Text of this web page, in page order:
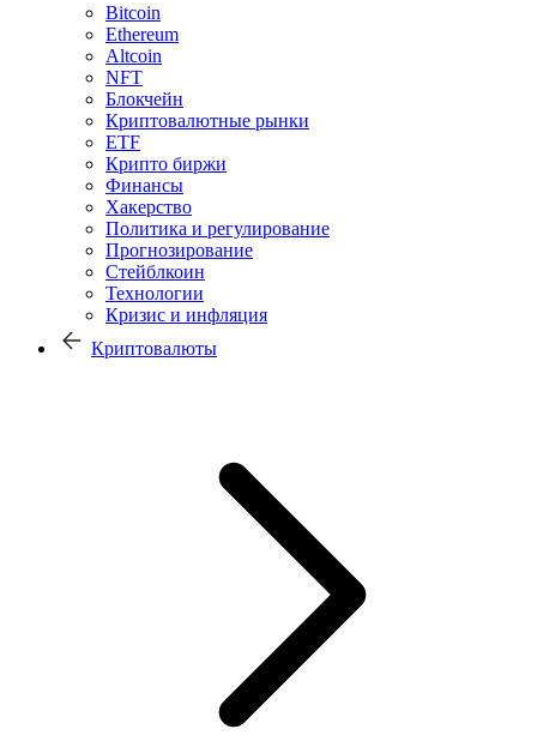
Bitcoin
Ethereum
Altcoin
NFT
Блокчейн
Криптовалютные рынки
ETF
Крипто биржи
Финансы
Хакерство
Политика и регулирование
Прогнозирование
Стейблкоин
Технологии
Кризис и инфляция
Криптовалюты